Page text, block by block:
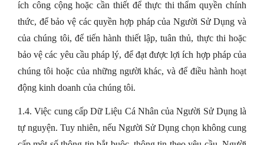
ích công cộng hoặc cần thiết để thực thi thẩm quyền chính
thức, để bảo vệ các quyền hợp pháp của Người Sử Dụng và
của chúng tôi, để tiến hành thiết lập, tuân thủ, thực thi hoặc
bảo vệ các yêu cầu pháp lý, để đạt được lợi ích hợp pháp của
chúng tôi hoặc của những người khác, và để điều hành hoạt
động kinh doanh của chúng tôi.
1.4. Việc cung cấp Dữ Liệu Cá Nhân của Người Sử Dụng là
tự nguyện. Tuy nhiên, nếu Người Sử Dụng chọn không cung